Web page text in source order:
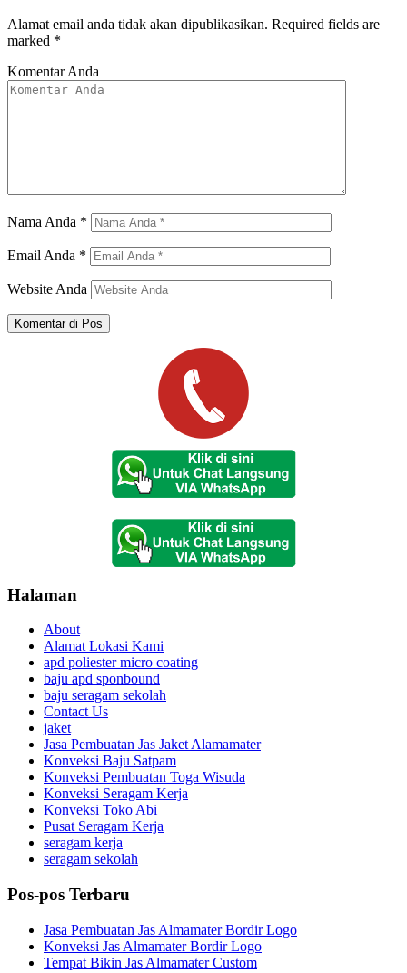
Alamat email anda tidak akan dipublikasikan. Required fields are
marked *
Komentar Anda
Nama Anda *
Email Anda *
Website Anda
Halaman
About
Alamat Lokasi Kami
apd poliester micro coating
baju apd sponbound
baju seragam sekolah
Contact Us
jaket
Jasa Pembuatan Jas Jaket Alamamater
Konveksi Baju Satpam
Konveksi Pembuatan Toga Wisuda
Konveksi Seragam Kerja
Konveksi Toko Abi
Pusat Seragam Kerja
seragam kerja
seragam sekolah
Pos-pos Terbaru
Jasa Pembuatan Jas Almamater Bordir Logo
Konveksi Jas Almamater Bordir Logo
Tempat Bikin Jas Almamater Custom